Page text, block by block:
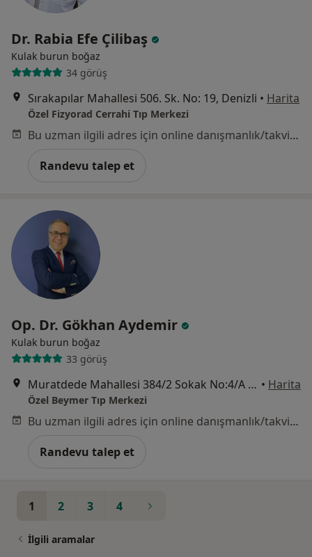
Dr. Rabia Efe Çilibaş
Kulak burun boğaz
34 görüş
Sırakapılar Mahallesi 506. Sk. No: 19, Denizli • Harita
Özel Fizyorad Cerrahi Tıp Merkezi
Bu uzman ilgili adres için online danışmanlık/takvim sunmuyor.
Randevu talep et
Op. Dr. Gökhan Aydemir
Kulak burun boğaz
33 görüş
Muratdede Mahallesi 384/2 Sokak No:4/A Merkezefendi, Denizli • Harita
Özel Beymer Tıp Merkezi
Bu uzman ilgili adres için online danışmanlık/takvim sunmuyor.
Randevu talep et
1 2 3 4
İlgili aramalar